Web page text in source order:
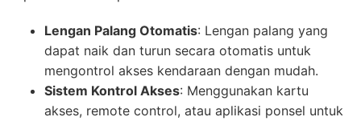
Lengan Palang Otomatis: Lengan palang yang
dapat naik dan turun secara otomatis untuk
mengontrol akses kendaraan dengan mudah.
Sistem Kontrol Akses: Menggunakan kartu
akses, remote control, atau aplikasi ponsel untuk